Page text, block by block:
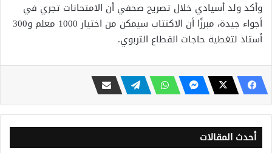
وأكد ولد أسيادي خلال تصريح صحفي أن الامتحانات تجري في
أجواء جيدة، مبرزًا أن الاكتتاب سيمكن من اختيار 1000 معلم و300
أستاذ لتغطية حاجات القطاع التربوي.
أحدث المقالات